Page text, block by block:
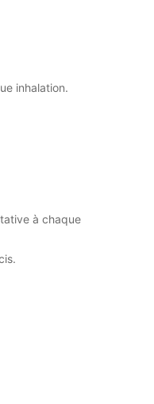
inhalation.
à chaque